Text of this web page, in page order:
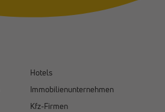
Hotels
Immobilienunternehmen
Kfz-Firmen